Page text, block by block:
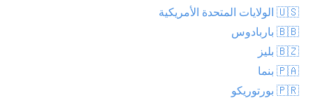
🇺🇸 الولايات المتحدة الأمريكية
🇧🇧 باربادوس
🇧🇿 بليز
🇵🇦 بنما
🇵🇷 بورتوريكو